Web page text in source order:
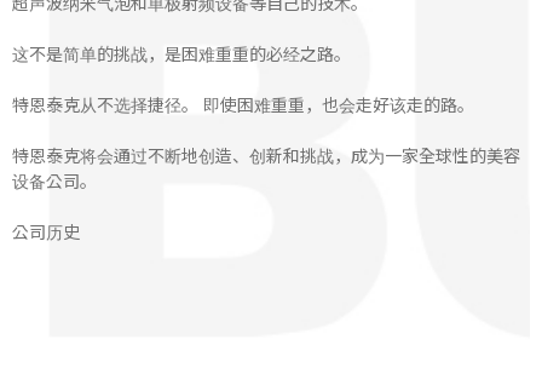
这不是简单的挑战，是困难重重的必经之路。
特恩泰克从不选择捷径。 即使困难重重，也会走好该走的路。
特恩泰克将会通过不断地创造、创新和挑战，成为一家全球性的美容
设备公司。
公司历史